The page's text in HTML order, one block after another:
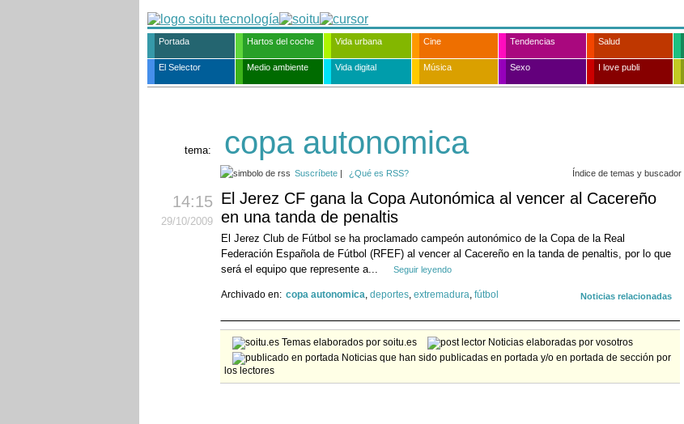
Portada Hartos del coche Vida urbana Cine Tendencias Salud
El Selector Medio ambiente Vida digital Música Sexo I love publi
tema: copa autonomica
Suscríbete ¿Qué es RSS? Índice de temas y buscador
14:15
29/10/2009
El Jerez CF gana la Copa Autonómica al vencer al Cacereño
en una tanda de penaltis
El Jerez Club de Fútbol se ha proclamado campeón autonómico de la Copa de la Real
Federación Española de Fútbol (RFEF) al vencer al Cacereño en la tanda de penaltis, por lo que
será el equipo que represente a...
Seguir leyendo
Noticias relacionadas
Archivado en: copa autonomica, deportes, extremadura, fútbol
Temas elaborados por soitu.es
Noticias elaboradas por vosotros
Noticias que han sido publicadas en portada y/o en portada de sección por
los lectores